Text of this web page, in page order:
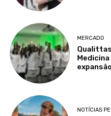
MERCADO
NOTÍCIAS